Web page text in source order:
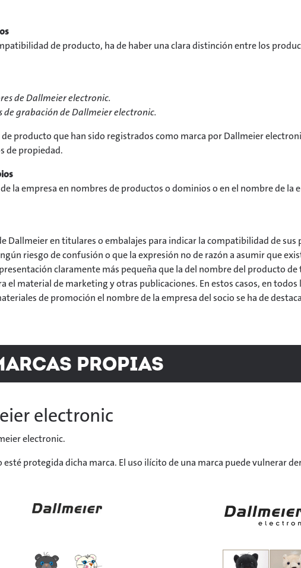
de producto, ha de haber una clara distinción entre los
de Dallmeier electronic.
grabación de Dallmeier electronic.
producto que han sido registrados como marca por Dallmeier
de propiedad.
la empresa en nombres de productos o dominios o en el nombre de la
Dallmeier en titulares o embalajes para indicar la compatibilidad de sus
riesgo de confusión o que la expresión no de razón a asumir que
claramente más pequeña que la del nombre del producto de
material de marketing y otras publicaciones. En estos casos, en todos
de promoción el nombre de la empresa del socio se ha de
propias
electronic
electronic.
protegida dicha marca. El uso ilícito de una marca puede vulnerar